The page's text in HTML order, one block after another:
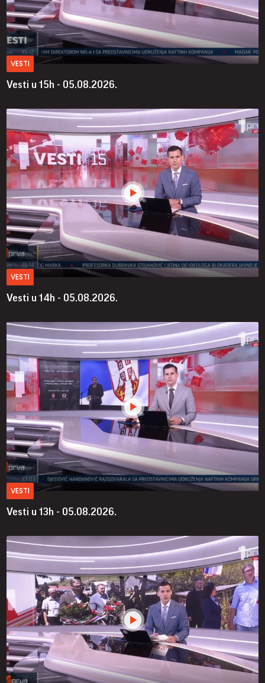
VESTI
Vesti u 15h - 05.08.2026.
VESTI
Vesti u 14h - 05.08.2026.
VESTI
Vesti u 13h - 05.08.2026.